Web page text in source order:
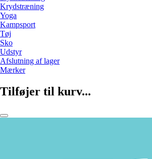
Krydstræning
Yoga
Kampsport
Tøj
Sko
Udstyr
Afslutning af lager
Mærker
Tilføjer til kurv...